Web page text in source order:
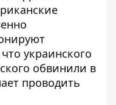
украинского
обвинили в
проводить